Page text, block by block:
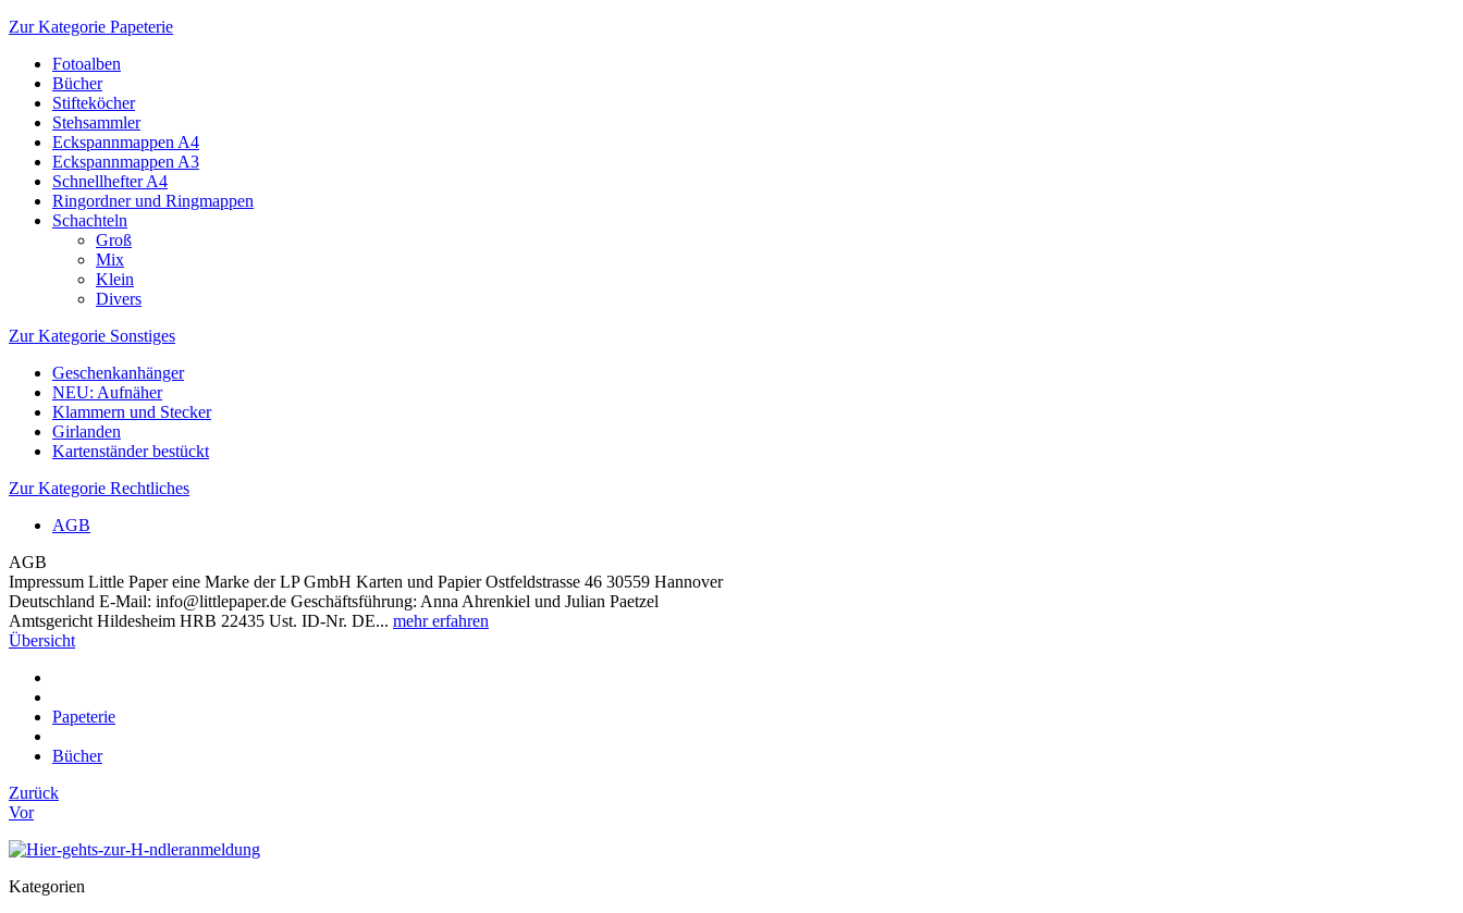
Zur Kategorie Papeterie
Fotoalben
Bücher
Stifteköcher
Stehsammler
Eckspannmappen A4
Eckspannmappen A3
Schnellhefter A4
Ringordner und Ringmappen
Schachteln
Groß
Mix
Klein
Divers
Zur Kategorie Sonstiges
Geschenkanhänger
NEU: Aufnäher
Klammern und Stecker
Girlanden
Kartenständer bestückt
Zur Kategorie Rechtliches
AGB
AGB
Impressum Little Paper eine Marke der LP GmbH Karten und Papier Ostfeldstrasse 46 30559 Hannover
Deutschland E-Mail: info@littlepaper.de Geschäftsführung: Anna Ahrenkiel und Julian Paetzel
Amtsgericht Hildesheim HRB 22435 Ust. ID-Nr. DE... mehr erfahren
Übersicht
Papeterie
Bücher
Zurück
Vor
Kategorien